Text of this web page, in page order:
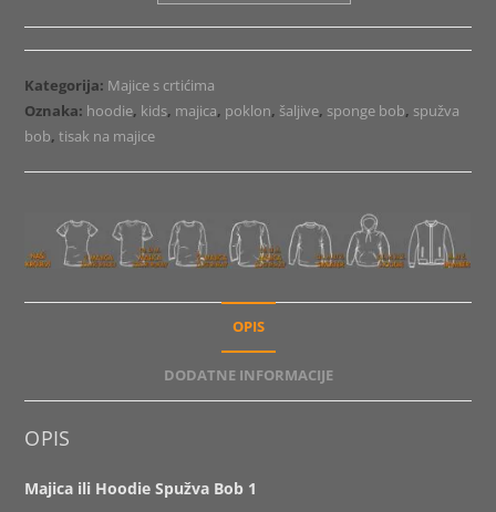
Hoodie
Spužva
Bob
1
količina
Kategorija: Majice s crtićima
Oznaka: hoodie, kids, majica, poklon, šaljive, sponge bob, spužva
bob,tisak na majice
OPIS
DODATNE INFORMACIJE
OPIS
Majica ili Hoodie Spužva Bob 1